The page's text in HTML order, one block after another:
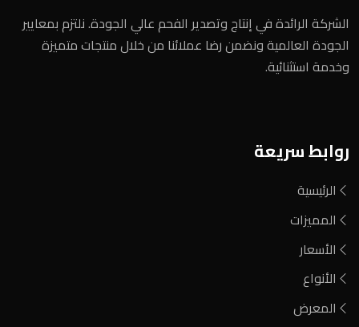
الشركة الرائدة في إنتاج وتصدير الفحم عالي الجودة. نلتزم بمعايير
الجودة العالمية ونضمن رضا عملائنا من خلال منتجات متميزة
وخدمة استثنائية.
روابط سريعة
الرئيسية
المميزات
الأسعار
الأنواع
المعرض